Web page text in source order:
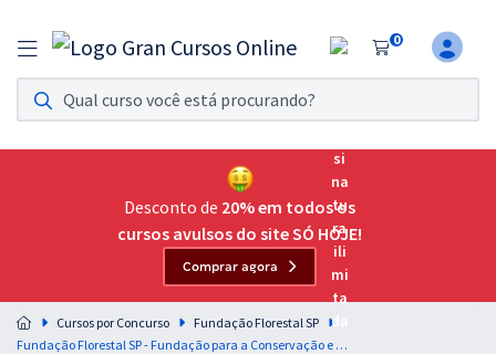
0
Assinatura Ilimitada 11
Acesso a todos os cursos. Teste grátis por 7 dias!
Assinatura OAB Até Passar
Acesso ilimitado a toda preparação para o Exame da
Residências Multiprofissionais
Preparação completa e intensiva para as principais
residências em saúde do Brasil
Desconto de 20% em todos os
cursos avulsos do site SÓ HOJE!
Comprar agora
Cursos por Concurso
Fundação Florestal SP
Fundação Florestal SP - Fundação para a Conservação e a Produção Florestal do Estado de São Paulo - Raciocínio Lógico - Matemático para Todos os Cargos - Professor: Marcelo Leite (Pós-Edital)